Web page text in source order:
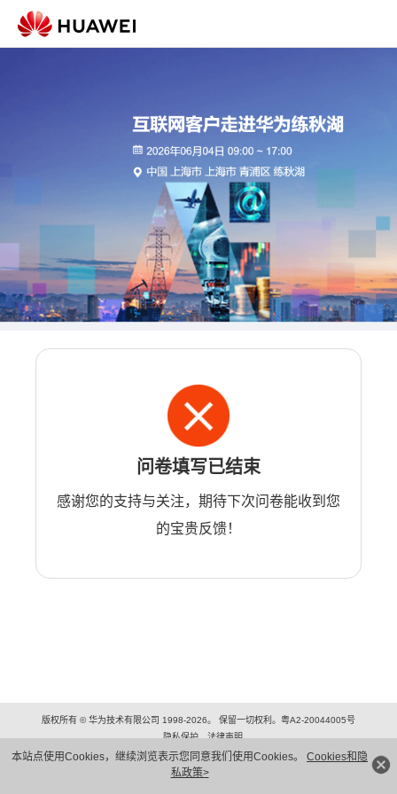
本站点使用Cookies，继续浏览表示您同意我们使用Cookies。 Cookies和隐
私政策>
问卷填写已结束
感谢您的支持与关注，期待下次问卷能收到您
的宝贵反馈！
版权所有 © 华为技术有限公司 1998-2026。 保留一切权利。粤A2-20044005号
隐私保护
法律声明